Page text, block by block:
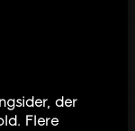
der
Flere